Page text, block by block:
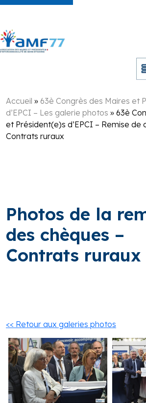
Accueil » 63è Congrès des Maires et
d’EPCI – Les galerie photos » 63è
et Président(e)s d’EPCI – Remise de
Contrats ruraux
Photos de la
des chèques –
Contrats ruraux
<< Retour aux galeries photos